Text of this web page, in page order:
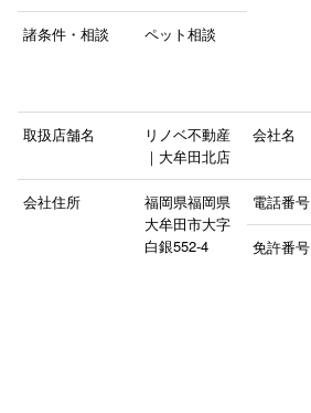
諸条件・相談 ペット相談
取扱店舗名
リノベ不動産
｜大牟田北店
会社名
会社住所
福岡県福岡県
大牟田市大字
白銀552‐4
電話番号
免許番号